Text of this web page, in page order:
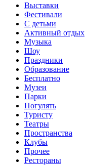
Выставки
Фестивали
С детьми
Активный отдых
Музыка
Шоу
Праздники
Образование
Бесплатно
Музеи
Парки
Погулять
Туристу
Театры
Пространства
Клубы
Прочее
Рестораны